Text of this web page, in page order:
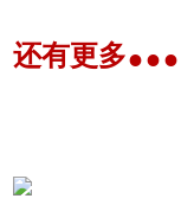
还有更多...